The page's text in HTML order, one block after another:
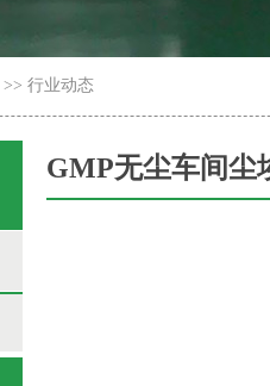
>> 行业动态
GMP无尘车间尘